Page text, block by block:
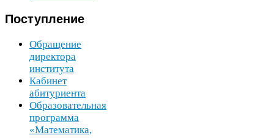
Поступление
Обращение
директора
института
Кабинет
абитуриента
Образовательная
программа
«Математика,